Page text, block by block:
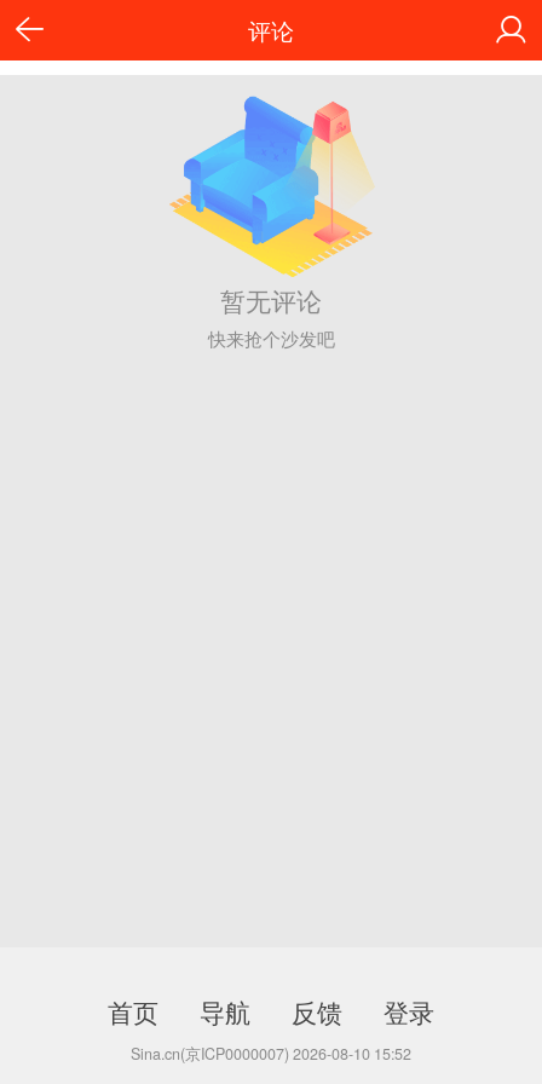
评论
暂无评论
快来抢个沙发吧
首页 导航 反馈 登录
Sina.cn(京ICP0000007) 2026-08-10 15:52